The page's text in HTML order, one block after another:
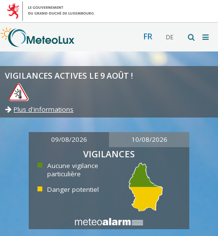
FR DE
VIGILANCES ACTIVES LE 9 AOÛT !
Plus d'informations
09/08/2026 10/08/2026
VIGILANCES
Aucune vigilance
particulière
Danger potentiel